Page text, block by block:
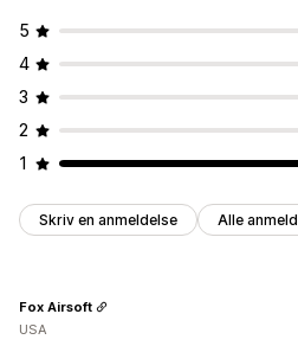
5
4
3
2
1
Skriv en anmeldelse Alle
Fox Airsoft
USA